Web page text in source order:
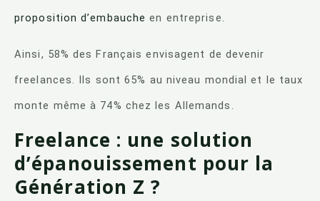
proposition d’embauche en entreprise.
Ainsi, 58% des Français envisagent de devenir
freelances. Ils sont 65% au niveau mondial et le taux
monte même à 74% chez les Allemands.
Freelance : une solution
d’épanouissement pour la
Génération Z ?